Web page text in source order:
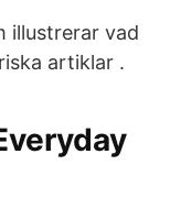
illustrerar vad
artiklar .